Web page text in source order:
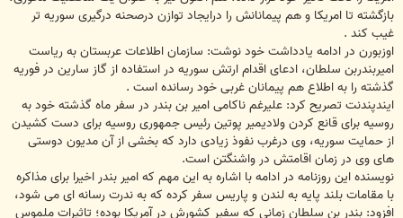
بازگشته تا امریکا و هم پیمانانش را درایجاد توازن درصحنه درگیری سوریه تر
غیب کند .
اوزبورن در ادامه یادداشت خود نوشت: سازمان اطلاعات عربستان به ریاست
امیربندربن سلطان، ادعای اقدام ارتش سوریه در استفاده از گاز سارین در فوریه
گذشته را به اطلاع هم پیمانان غربی خود رسانده است .
ایندپندنت تصریح کرد: علیرغم ناکامی امیر بن بندر در سفر ماه گذشته خود به
روسیه برای قانع کردن ولادیمیر پوتین رئیس جمهوری روسیه برای دست کشیدن
از حمایت سوریه، وی درغرب نفوذ زیادی دارد که بخشی از آن مدیون دوستی
های وی در زمان اقامتش در واشنگتن است.
نویسنده این روزنامه در ادامه با اشاره به این مهم که امیر بندر اخیرا برای مذاکره
با مقامات بلند پایه به لندن و پاریس سفر کرده که به ندرت رسانه ای می شود،
افزود: بندر بن سلطان زمانی که سفیر کشورش در آمریکا بوده؛ تاثیرات ملموس